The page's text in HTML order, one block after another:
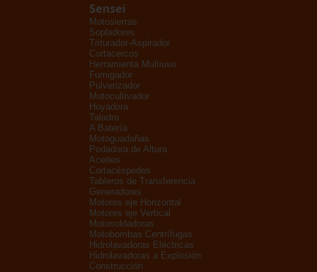
Sensei
Motosierras
Sopladores
Triturador-Aspirador
Cortacercos
Herramienta Multiuso
Fumigador
Pulverizador
Motocultivador
Hoyadora
Taladro
A Batería
Motoguadañas
Podadora de Altura
Aceites
Cortacéspedes
Tableros de Transferencia
Generadores
Motores eje Horizontal
Motores eje Vertical
Motosoldadoras
Motobombas Centrífugas
Hidrolavadoras Eléctricas
Hidrolavadoras a Explosión
Construcción